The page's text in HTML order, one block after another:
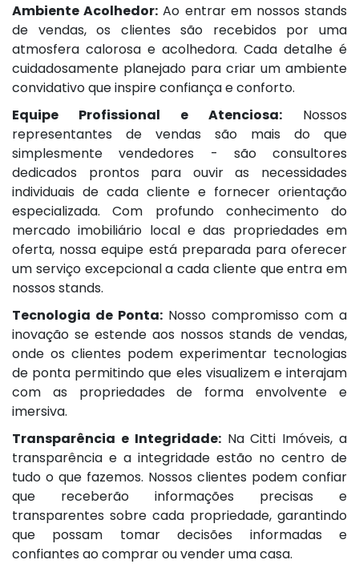
Ambiente Acolhedor: Ao entrar em nossos stands
de vendas, os clientes são recebidos por uma
atmosfera calorosa e acolhedora. Cada detalhe é
cuidadosamente planejado para criar um ambiente
convidativo que inspire confiança e conforto.
Equipe Profissional e Atenciosa: Nossos
representantes de vendas são mais do que
simplesmente vendedores - são consultores
dedicados prontos para ouvir as necessidades
individuais de cada cliente e fornecer orientação
especializada. Com profundo conhecimento do
mercado imobiliário local e das propriedades em
oferta, nossa equipe está preparada para oferecer
um serviço excepcional a cada cliente que entra em
nossos stands.
Tecnologia de Ponta: Nosso compromisso com a
inovação se estende aos nossos stands de vendas,
onde os clientes podem experimentar tecnologias
de ponta permitindo que eles visualizem e interajam
com as propriedades de forma envolvente e
imersiva.
Transparência e Integridade:Na Citti Imóveis, a
transparência e a integridade estão no centro de
tudo o que fazemos. Nossos clientes podem confiar
que receberão informações precisas e
transparentes sobre cada propriedade, garantindo
que possam tomar decisões informadas e
confiantes ao comprar ou vender uma casa.